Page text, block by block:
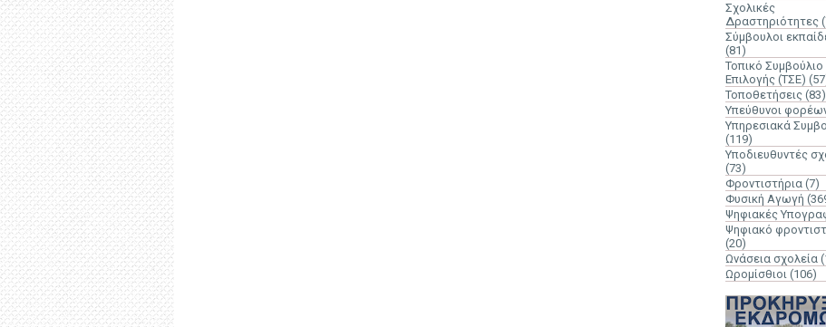
Σχολικές
Δραστηριότητες
Σύμβουλοι
(81)
Τοπικό Συμβούλιο
Επιλογής (ΤΣΕ)
Τοποθετήσεις (83)
Υπεύθυνοι
Υπηρεσιακά
(119)
Υποδιευθυντές
(73)
Φροντιστήρια (7)
Φυσική Αγωγή
Ψηφιακές
Ψηφιακό
(20)
Ωνάσεια σχολεία
Ωρομίσθιοι (106)